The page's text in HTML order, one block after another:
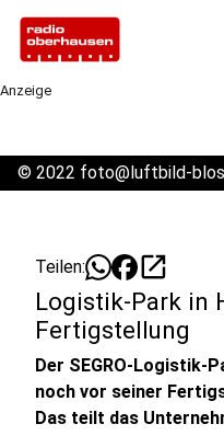
Anzeige
© 2022 foto@luftbild-
Teilen: open_in_new
Logistik-Park in
Fertigstellung
Der SEGRO-Logistik-
noch vor seiner
Das teilt das